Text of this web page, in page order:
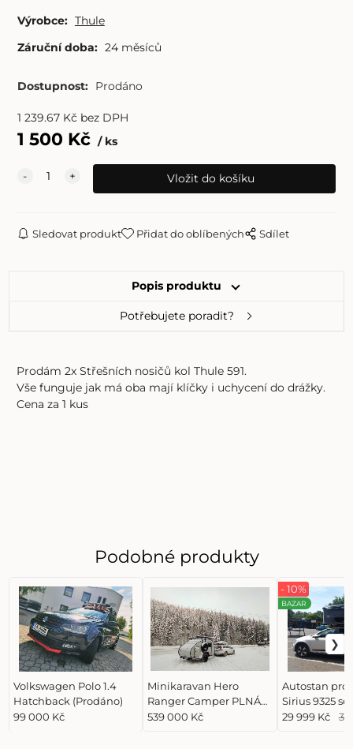
Výrobce: Thule
Záruční doba: 24 měsíců
Dostupnost: Prodáno
1 239.67Kč bez DPH
1 500 Kč ks
Sledovat produkt Přidat do oblíbených Sdílet
Popis produktu
Potřebujete poradit?
Prodám 2x Střešních nosičů kol Thule 591.
Vše funguje jak má oba mají klíčky i uchycení do drážky.
Cena za 1 kus
Podobné produkty
Volkswagen Polo 1.4
Hatchback (Prodáno)
99 000 Kč
Minikaravan Hero
Ranger Camper PLNÁ
VÝBAVA Columbus rv.
539 000 Kč
Autostan pro
Sirius 9325
oknem bazar
BAZAR
- 10%
29 999 Kč 33